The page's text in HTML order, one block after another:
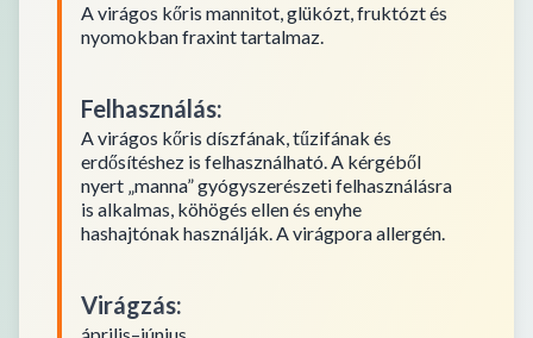
A virágos kőris mannitot, glükózt, fruktózt és
nyomokban fraxint tartalmaz.
Felhasználás:
A virágos kőris díszfának, tűzifának és
erdősítéshez is felhasználható. A kérgéből
nyert „manna” gyógyszerészeti felhasználásra
is alkalmas, köhögés ellen és enyhe
hashajtónak használják. A virágpora allergén.
Virágzás: